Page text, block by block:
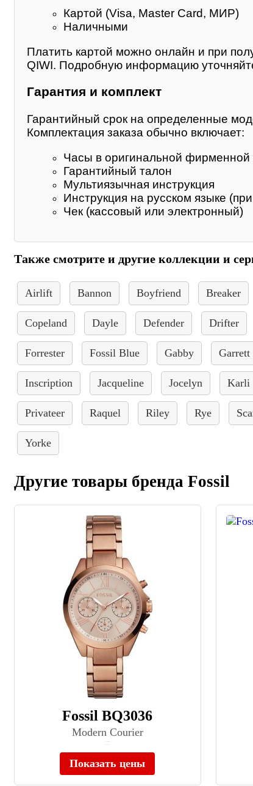
Картой (Visa, Master Card, МИР)
Наличными
Платить картой можно онлайн и при
QIWI. Подробную информацию
Гарантия и комплект
Гарантийный срок на определенные
Комплектация заказа обычно включает:
Часы в оригинальной фирменной
Гарантийный талон
Мультиязычная инструкция
Инструкция на русском языке
Чек (кассовый или электронный)
Также смотрите и другие коллекции и
Airlift Bannon Boyfriend Breaker
Copeland Dayle Defender Drifter
Forrester Fossil Blue Gabby Garrett
Inscription Jacqueline Jocelyn Karli
Privateer Raquel Riley Rye
Yorke
Другие товары бренда Fossil
Fossil BQ3036
Modern Courier
Показать цены